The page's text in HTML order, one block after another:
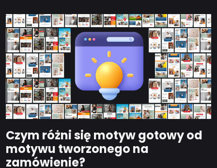
Czym różni się motyw gotowy od
motywu tworzonego na
zamówienie?